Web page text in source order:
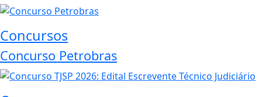
Concursos
Concurso Petrobras